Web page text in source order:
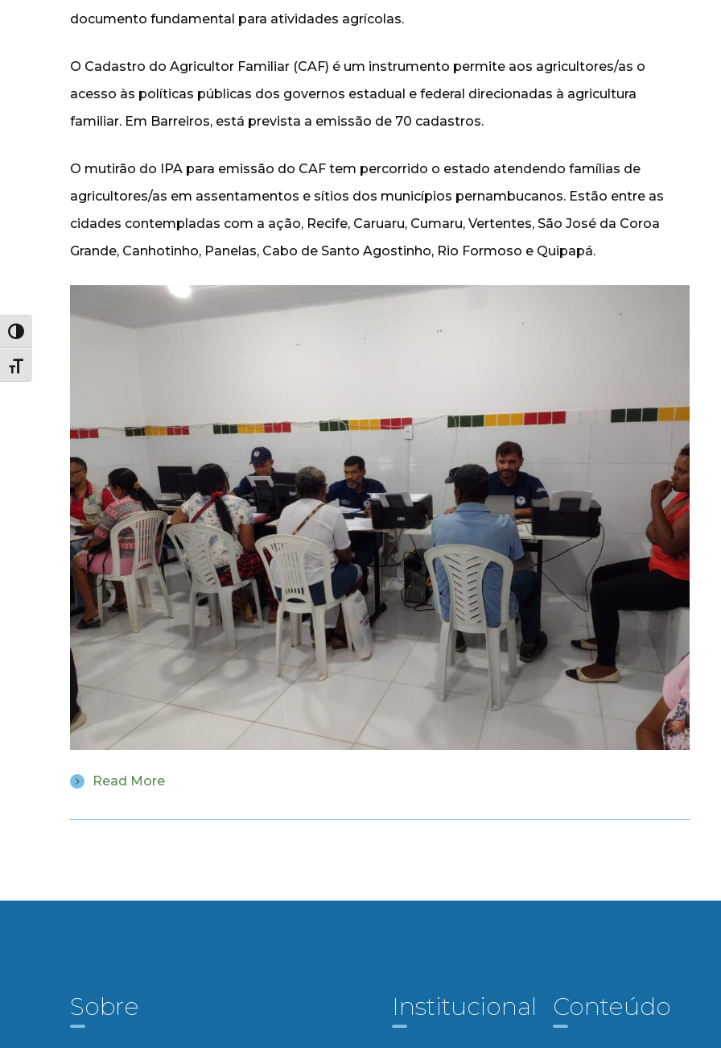
Alternar alto contraste
Alternar tamanho da fonte
documento fundamental para atividades agrícolas.
O Cadastro do Agricultor Familiar (CAF) é um instrumento permite aos agricultores/as o
acesso às políticas públicas dos governos estadual e federal direcionadas à agricultura
familiar. Em Barreiros, está prevista a emissão de 70 cadastros.
O mutirão do IPA para emissão do CAF tem percorrido o estado atendendo famílias de
agricultores/as em assentamentos e sítios dos municípios pernambucanos. Estão entre as
cidades contempladas com a ação, Recife, Caruaru, Cumaru, Vertentes, São José da Coroa
Grande, Canhotinho, Panelas, Cabo de Santo Agostinho, Rio Formoso e Quipapá.
Read More
Sobre Institucional Conteúdo